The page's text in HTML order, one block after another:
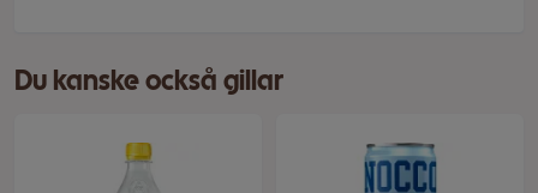
Du kanske också gillar